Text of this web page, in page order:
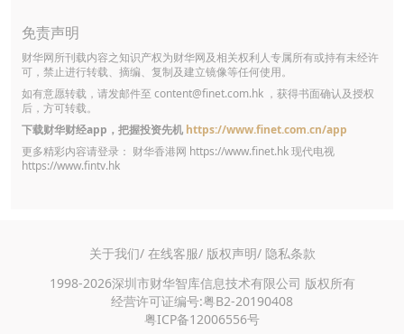
免责声明
财华网所刊载内容之知识产权为财华网及相关权利人专属所有或持有未经许
可，禁止进行转载、摘编、复制及建立镜像等任何使用。
如有意愿转载，请发邮件至 content@finet.com.hk ，获得书面确认及授权
后，方可转载。
下载财华财经app，把握投资先机 https://www.finet.com.cn/app
更多精彩内容请登录： 财华香港网 https://www.finet.hk现代电视
https://www.fintv.hk
关于我们/ 在线客服/ 版权声明/ 隐私条款
1998-2026深圳市财华智库信息技术有限公司 版权所有
经营许可证编号:粤B2-20190408
粤ICP备12006556号